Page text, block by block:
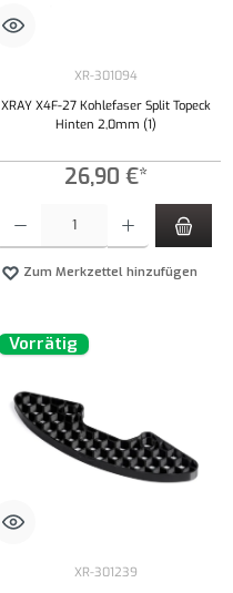
XR-301094
XRAY X4F-27 Kohlefaser Split Topeck
Hinten 2,0mm (1)
26,90 €*
Zum Merkzettel hinzufügen
Vorrätig
XR-301239